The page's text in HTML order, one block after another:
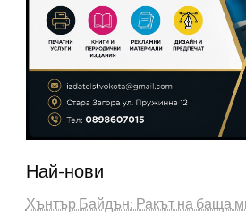
Най-нови
Хънтър Байдън: Ракът на баща